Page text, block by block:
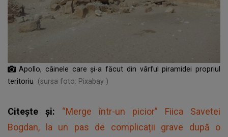
Apollo, câinele care și-a făcut din vârful piramidei propriul
teritoriu
(sursa foto: Pixabay )
Citește și: “Merge într-un picior” Fiica Savetei
Bogdan, la un pas de complicații grave după o